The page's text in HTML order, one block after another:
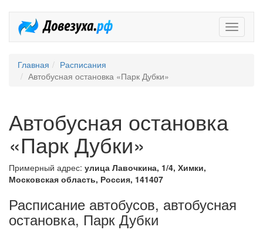
Главная
Расписания
Автобусная остановка «Парк Дубки»
Автобусная остановка
«Парк Дубки»
Примерный адрес: улица Лавочкина, 1/4, Химки,
Московская область, Россия, 141407
Расписание автобусов, автобусная
остановка, Парк Дубки